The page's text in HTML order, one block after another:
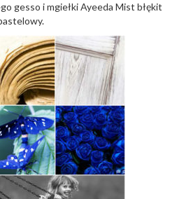
gesso i mgiełki Ayeeda Mist błękit